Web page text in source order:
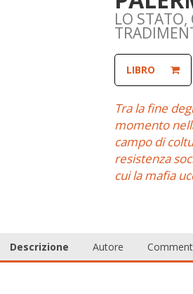
LO STATO,
LIBRO
Tra la fine
momento
campo di
resistenza
cui la mafia
Descrizione Autore